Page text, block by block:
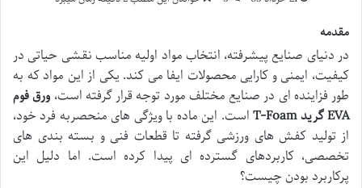
مقدمه
در دنیای صنایع پیشرفته، انتخاب مواد اولیه مناسب نقشی حیاتی در
کیفیت، ایمنی و کارایی محصولات ایفا می کند. یکی از این مواد که به
طور فزاینده ای در صنایع مختلف مورد توجه قرار گرفته است، ورق فوم
EVA گرید T-Foam
است. این ماده با ویژگی های منحصربه فرد خود،
از تولید کفش های ورزشی گرفته تا قطعات فنی و بسته بندی های
تخصصی، کاربردهای گسترده ای پیدا کرده است. اما دلیل این
پرکاربرد بودن چیست؟